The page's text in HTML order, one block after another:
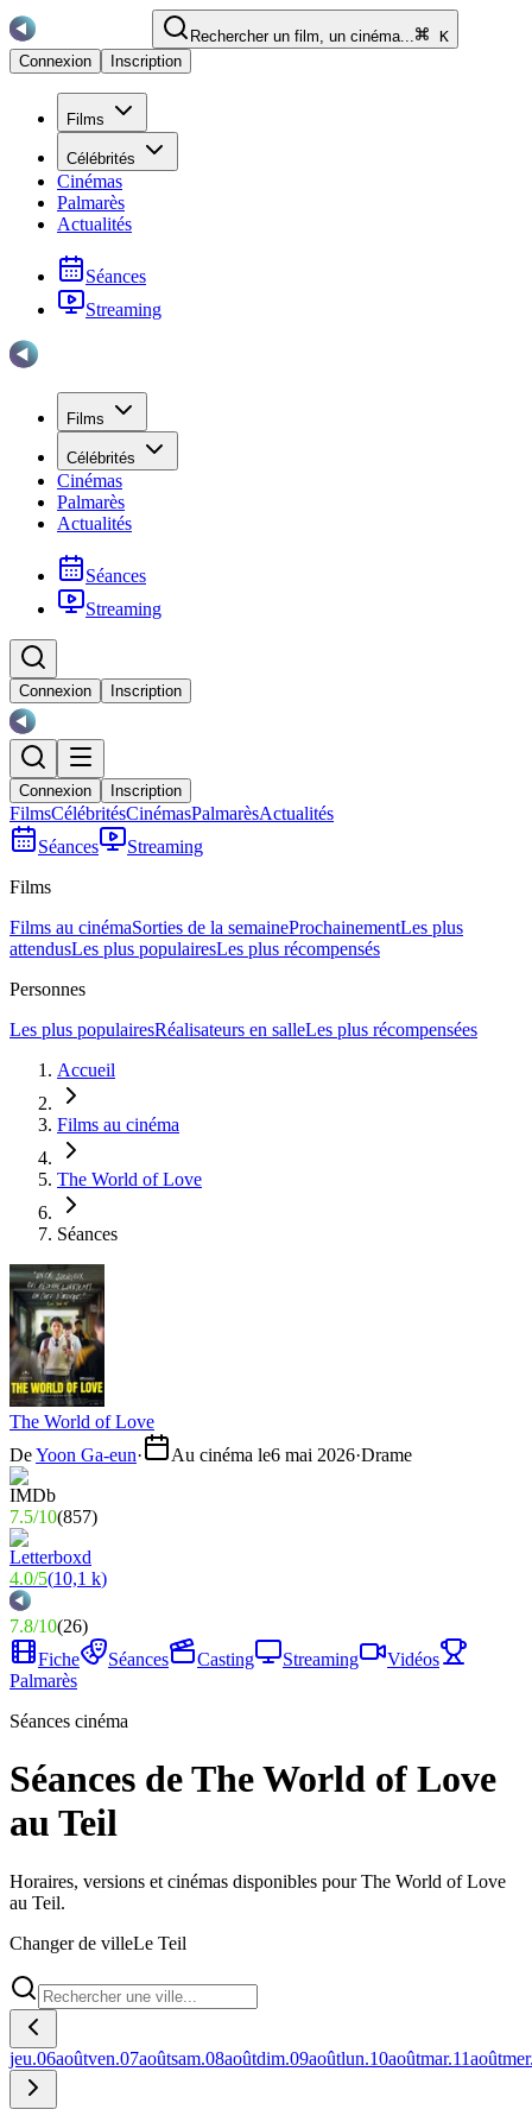
Rechercher un film, un cinéma...
K
Connexion
Inscription
Films
Célébrités
Cinémas
Palmarès
Actualités
Séances
Streaming
Films
Célébrités
Cinémas
Palmarès
Actualités
Séances
Streaming
Connexion Inscription
Connexion Inscription
FilmsCélébritésCinémasPalmarèsActualités
Séances
Streaming
Films
Films au cinémaSorties de la semaineProchainementLes plus
attendusLes plus populairesLes plus récompensés
Personnes
Les plus populairesRéalisateurs en salleLes plus récompensées
Accueil
Films au cinéma
The World of Love
Séances
The World of Love
DeYoon Ga-eun· Au cinéma le6 mai 2026·Drame
7.5/10(857)
4.0/5(10,1 k)
7.8/10(26)
Fiche
Séances Casting Streaming
Vidéos
Palmarès
Séances cinéma
Séances de The World of Love
au Teil
Horaires, versions et cinémas disponibles pour The World of Love
au Teil.
Changer de villeLe Teil
jeu.06aoûtven.07aoûtsam.08aoûtdim.09aoûtlun.10aoûtmar.11août